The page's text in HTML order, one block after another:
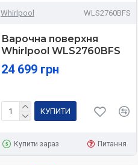
Whirlpool WLS2760BFS
Варочна поверхня
Whirlpool WLS2760BFS
24 699 грн
КУПИТИ
Купити зараз Питання